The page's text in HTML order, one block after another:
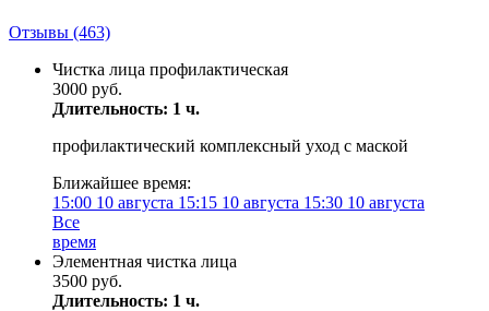
Отзывы (463)
Чистка лица профилактическая
3000 руб.
Длительность: 1 ч.
профилактический комплексный уход с маской
Ближайшее время:
15:00 10 августа 15:15 10 августа 15:30 10 августа
Все
время
Элементная чистка лица
3500 руб.
Длительность: 1 ч.